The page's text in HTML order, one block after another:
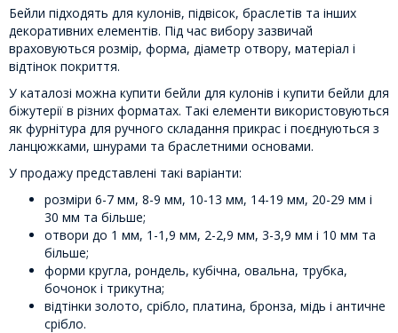
Бейли підходять для кулонів, підвісок, браслетів та інших
декоративних елементів. Під час вибору зазвичай
враховуються розмір, форма, діаметр отвору, матеріал і
відтінок покриття.
У каталозі можна купити бейли для кулонів і купити бейли для
біжутерії в різних форматах. Такі елементи використовуються
як фурнітура для ручного складання прикрас і поєднуються з
ланцюжками, шнурами та браслетними основами.
У продажу представлені такі варіанти:
розміри 6-7 мм, 8-9 мм, 10-13 мм, 14-19 мм, 20-29 мм і
30 мм та більше;
отвори до 1 мм, 1-1,9 мм, 2-2,9 мм, 3-3,9 мм і 10 мм та
більше;
форми кругла, рондель, кубічна, овальна, трубка,
бочонок і трикутна;
відтінки золото, срібло, платина, бронза, мідь і античне
срібло.